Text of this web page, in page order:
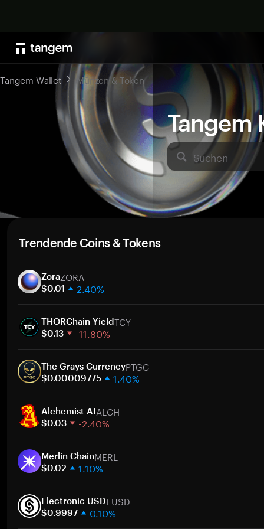
Tangem
Suchen
Tangem Wallet Münzen & Token
Trendende Coins & Tokens
ZoraZORA
$0.01 2.40%
30 Tage
Marktkapitalisierung
THORChain YieldTCY
$0.13 -11.80%
30 Tage
Marktkapitalisierung
The Grays CurrencyPTGC
$0.00009775 1.40%
30 Tage
Marktkapitalisierung
Alchemist AIALCH
$0.03 -2.40%
30 Tage
Marktkapitalisierung
Merlin ChainMERL
$0.02 1.10%
30 Tage
Marktkapitalisierung
Electronic USDEUSD
$0.9997 0.10%